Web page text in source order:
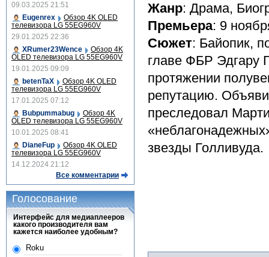
Жанр: Драма,
Премьера: 9
Сюжет: Байопик,
главе ФБР Эдгару
протяжении
репутацию.
преследовал
звезды Голливуда.
09.03.2025 21:51
Eugenrex
Обзор 4K OLED
телевизора LG 55EG960V
29.01.2025 22:36
XRumer23Wence
Обзор 4K
OLED телевизора LG 55EG960V
19.01.2025 09:09
betenTaX
Обзор 4K OLED
телевизора LG 55EG960V
17.01.2025 07:12
Bubpummabug
Обзор 4K
OLED телевизора LG 55EG960V
10.01.2025 08:41
DianeFup
Обзор 4K OLED
телевизора LG 55EG960V
14.12.2024 21:12
Все комментарии
Голосование
Интерфейс для медиаплееров
какого производителя вам
кажется наиболее удобным?
Roku